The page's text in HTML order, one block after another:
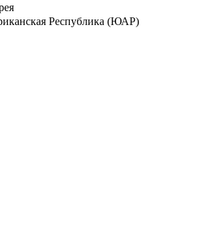
Республика (ЮАР)